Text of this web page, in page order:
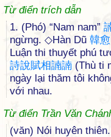
Từ điển trích dẫn
1. (Phó) “Nam nam”
ngừng. ◇Hàn Dũ 韓愈
Luận thi thuyết phú
詩說賦相諵諵 (Thù ti
ngày lại thăm tôi
với nhau.
Từ điển Trần Văn
(văn) Nói huyên thiên.